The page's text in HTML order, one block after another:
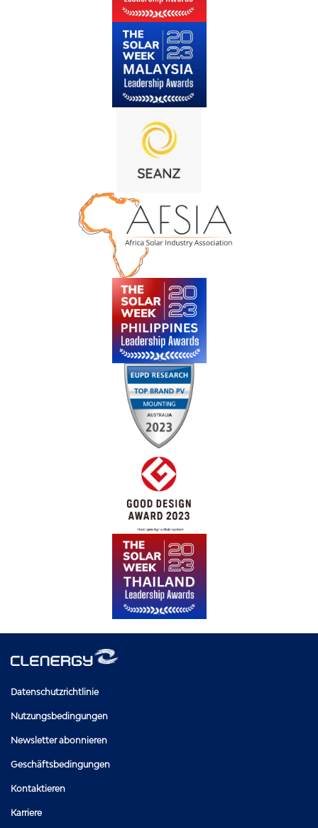
Datenschutzrichtlinie
Nutzungsbedingungen
Newsletter abonnieren
Geschäftsbedingungen
Kontaktieren
Karriere